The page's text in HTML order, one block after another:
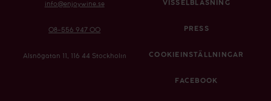
info@enjoywine.se
08-556 947 00
Alsnögatan 11, 116 44 Stockholm
VISSELBLÅSNING
PRESS
COOKIEINSTÄLLNINGAR
FACEBOOK